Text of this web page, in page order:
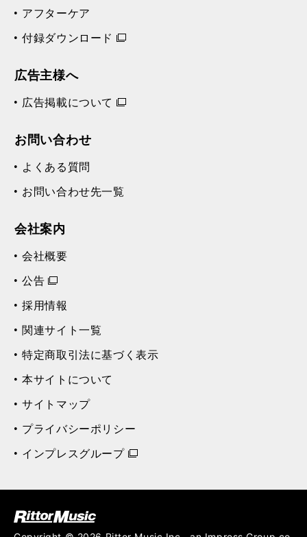
アフターケア
付録ダウンロード
広告主様へ
広告掲載について
お問い合わせ
よくある質問
お問い合わせ先一覧
会社案内
会社概要
公告
採用情報
関連サイト一覧
特定商取引法に基づく表示
本サイトについて
サイトマップ
プライバシーポリシー
インプレスグループ
ジック (Rittor Musi